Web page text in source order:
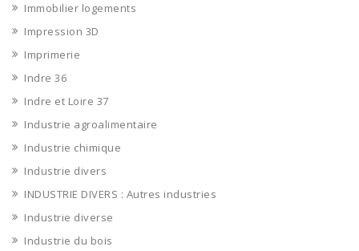
Immobilier logements
Impression 3D
Imprimerie
Indre 36
Indre et Loire 37
Industrie agroalimentaire
Industrie chimique
Industrie divers
INDUSTRIE DIVERS : Autres industries
Industrie diverse
Industrie du bois